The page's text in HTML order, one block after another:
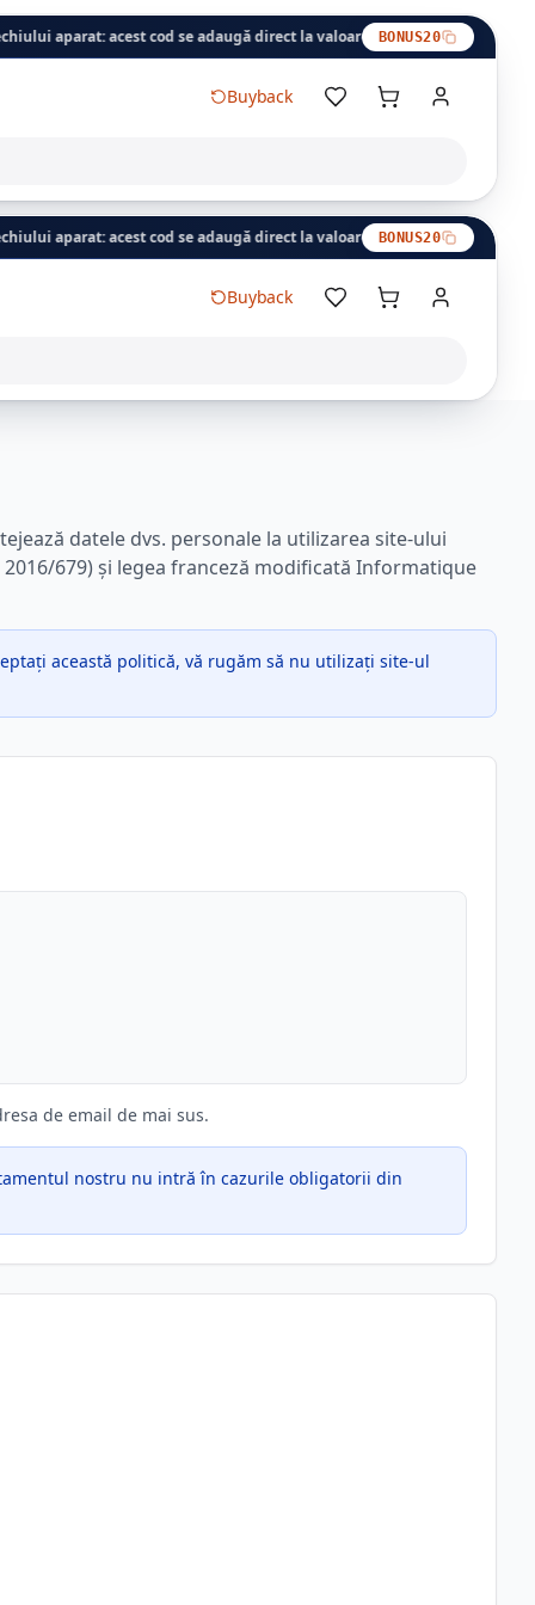
cod se adaugă direct la valoarea estimată a aparatului dvs., plata se
BONUS20
Buyback
cod se adaugă direct la valoarea estimată a aparatului dvs., plata se
BONUS20
Buyback Coș
datele dvs. personale la utilizarea site-ului
679) și legea franceză modificată Informatique
această politică, vă rugăm să nu utilizați site-ul
de email de mai sus.
nostru nu intră în cazurile obligatorii din